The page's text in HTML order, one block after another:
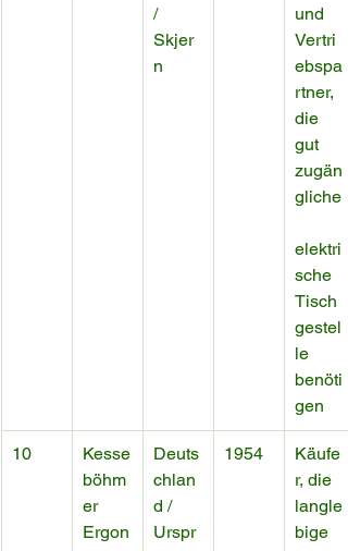
/
Skjer
n
und
Vertri
ebspa
rtner,
die
gut
zugän
gliche
elektri
sche
Tisch
gestel
le
benöti
gen
10
Kesse
böhm
er
Ergon
Deuts
chlan
d /
Urspr
1954
Käufe
r, die
langle
bige